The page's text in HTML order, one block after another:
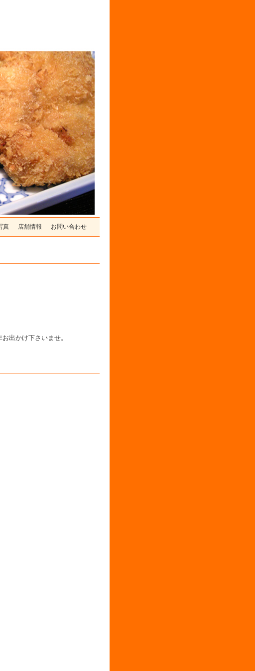
真 店舗情報 お問い合わせ
出かけ下さいませ。